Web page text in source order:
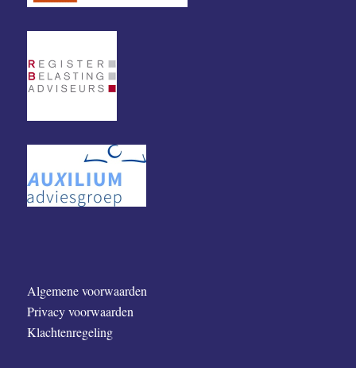
Algemene voorwaarden
Privacy voorwaarden
Klachtenregeling